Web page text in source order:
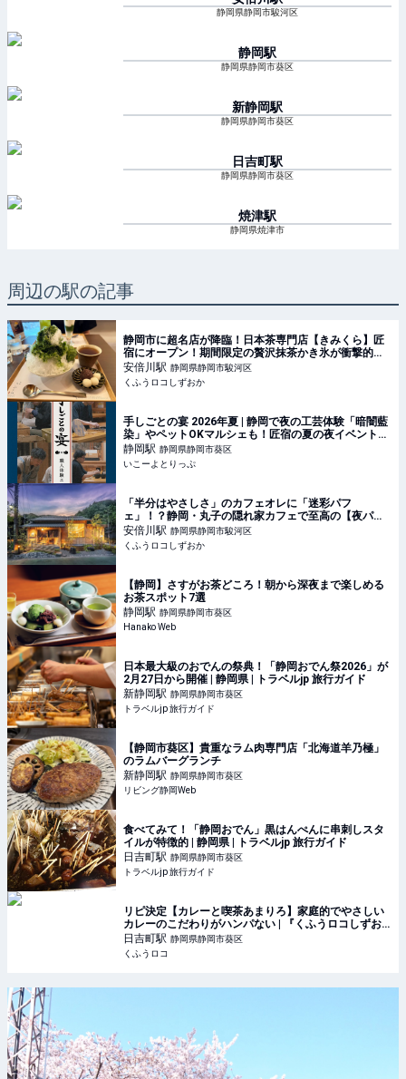
静岡県静岡市駿河区
静岡駅
静岡県静岡市葵区
新静岡駅
静岡県静岡市葵区
日吉町駅
静岡県静岡市葵区
焼津駅
静岡県焼津市
周辺の駅の記事
静岡市に超名店が降臨！日本茶専門店【きみくら】匠
宿にオープン！期間限定の贅沢抹茶かき氷が衝撃的♡
終了前に急げッ | くふうロコしずおか
安倍川駅 静岡県静岡市駿河区
くふうロコしずおか
手しごとの宴 2026年夏 | 静岡で夜の工芸体験「暗闇藍
染」やペットOKマルシェも！匠宿の夏の夜イベント開
催 | 静岡県静岡市 | いこーよとりっぷ
静岡駅 静岡県静岡市葵区
いこーよとりっぷ
「半分はやさしさ」のカフェオレに「迷彩パフ
ェ」！？静岡・丸子の隠れ家カフェで至高の【夜パフ
ェ】バリスタの本気と遊び心のギャップが尊い…！ | く
ふうロコしずおか
安倍川駅 静岡県静岡市駿河区
くふうロコしずおか
【静岡】さすがお茶どころ！朝から深夜まで楽しめる
お茶スポット7選
静岡駅 静岡県静岡市葵区
Hanako Web
日本最大級のおでんの祭典！「静岡おでん祭2026」が
2月27日から開催 | 静岡県 | トラベルjp 旅行ガイド
新静岡駅 静岡県静岡市葵区
トラベルjp 旅行ガイド
【静岡市葵区】貴重なラム肉専門店「北海道羊乃極」
のラムバーグランチ
新静岡駅 静岡県静岡市葵区
リビング静岡Web
食べてみて！「静岡おでん」黒はんぺんに串刺しスタ
イルが特徴的 | 静岡県 | トラベルjp 旅行ガイド
日吉町駅 静岡県静岡市葵区
トラベルjp 旅行ガイド
リピ決定【カレーと喫茶あまりろ】家庭的でやさしい
カレーのこだわりがハンパない | 『くふうロコしずお
か』静岡の暮らしを便利に・楽しく
日吉町駅 静岡県静岡市葵区
くふうロコ